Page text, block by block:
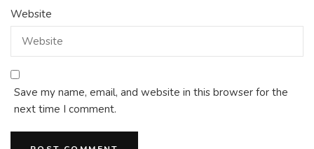
Website
Save my name, email, and website in this browser for the
next time I comment.